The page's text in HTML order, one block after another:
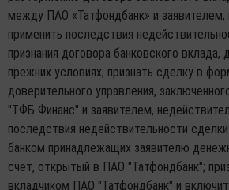
между ПАО «Татфондбанк» и заявителем,
применить последствия
признания договора банковского
прежних условиях; признать сделку в
доверительного управления,
"ТФБ Финанс" и заявителем,
последствия недействительности
банком принадлежащих заявителю
счет, открытый в ПАО "Татфондбанк";
вкладчиком ПАО "Татфондбанк" и